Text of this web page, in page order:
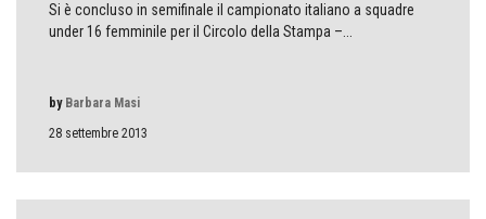
Si è concluso in semifinale il campionato italiano a squadre
under 16 femminile per il Circolo della Stampa –...
28 settembre 2013
by Barbara Masi